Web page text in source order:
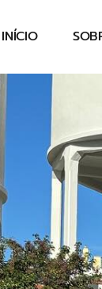
INÍCIO